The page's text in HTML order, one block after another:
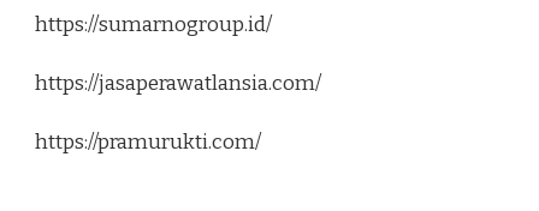
https://sumarnogroup.id/
https://jasaperawatlansia.com/
https://pramurukti.com/